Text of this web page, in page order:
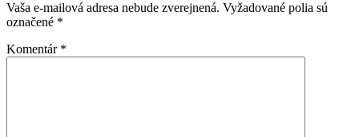
Vaša e-mailová adresa nebude zverejnená. Vyžadované polia sú
označené *
Komentár *